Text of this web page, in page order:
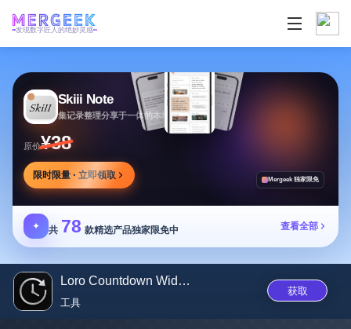
发现数字匠人的绝妙灵感
Skiii Note
集记录整理分享于一体的本地写作工作台
原价¥38
限时限量 · 立即领取 Mergeek 独家限免
✦ 共 78 款精选产品独家限免中 查看全部
Loro Countdown Widget
工具
获取